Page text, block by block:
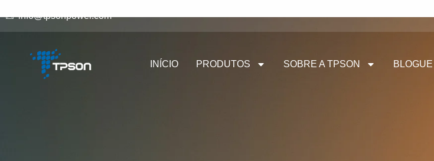
info@tpsonpower.com
INÍCIO PRODUTOS SOBRE A TPSON BLOGUE